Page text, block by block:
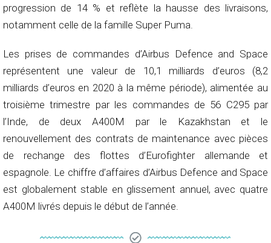
progression de 14 % et reflète la hausse des livraisons,
notamment celle de la famille Super Puma.
Les prises de commandes d’Airbus Defence and Space
représentent une valeur de 10,1 milliards d’euros (8,2
milliards d’euros en 2020 à la même période), alimentée au
troisième trimestre par les commandes de 56 C295 par
l’Inde, de deux A400M par le Kazakhstan et le
renouvellement des contrats de maintenance avec pièces
de rechange des flottes d’Eurofighter allemande et
espagnole. Le chiffre d’affaires d’Airbus Defence and Space
est globalement stable en glissement annuel, avec quatre
A400M livrés depuis le début de l’année.